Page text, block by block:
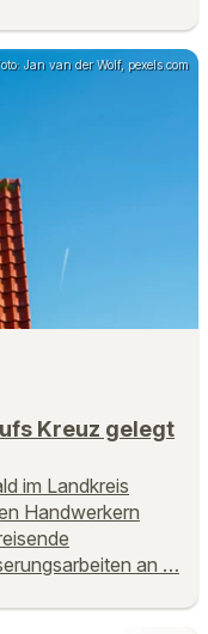
Jan van der Wolf, pexels.com
Kreuz gelegt
im Landkreis
Handwerkern
an …